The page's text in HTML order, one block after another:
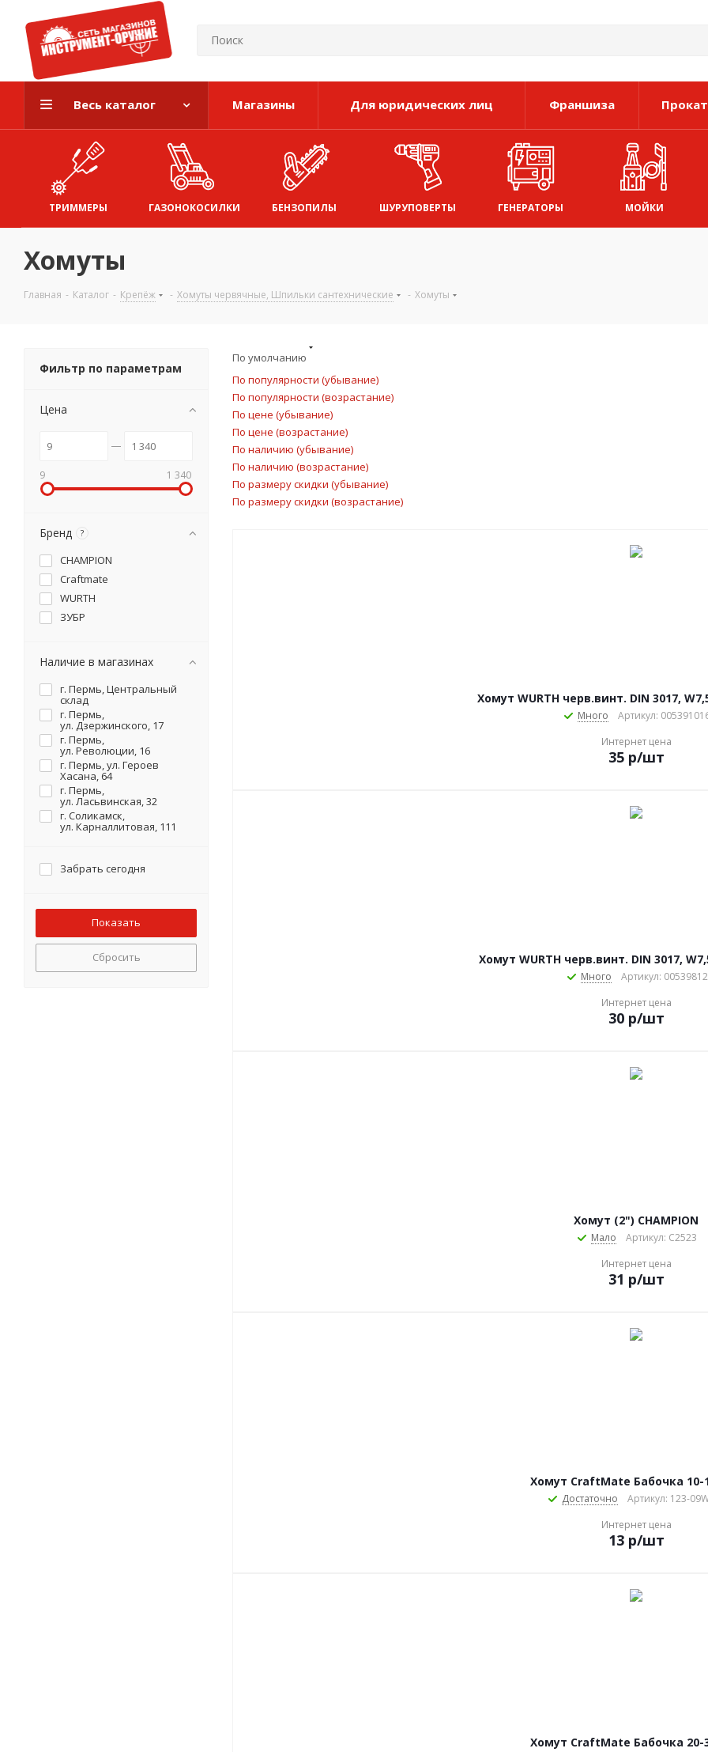
Весь каталог Магазины Для юридических лиц Франшиза Прокат
ТРИММЕРЫ ГАЗОНОКОСИЛКИ БЕНЗОПИЛЫ ШУРУПОВЕРТЫ ГЕНЕРАТОРЫ МОЙКИ
Хомуты
Главная - Каталог - Крепёж - Хомуты червячные, Шпильки сантехнические - Хомуты
По умолчанию
По популярности (убывание)
По популярности (возрастание)
По цене (убывание)
По цене (возрастание)
По наличию (убывание)
По наличию (возрастание)
По размеру скидки (убывание)
По размеру скидки (возрастание)
Хомут WURTH черв.винт. DIN 3017,
Много
Артикул:
Интернет цена
35р/шт
Хомут WURTH черв.винт. DIN 3017,
Много
Артикул: 00539812
Интернет цена
30р/шт
Хомут (2") CHAMPION
Мало
Артикул: C2523
Интернет цена
31 р/шт
Хомут CraftMate Бабочка 10-
Достаточно
Артикул: 123-
Интернет цена
13р/шт
Хомут CraftMate Бабочка 20-
Фильтр по параметрам
Цена
9 1 340
Бренд ?
CHAMPION
Craftmate
WURTH
ЗУБР
Наличие в магазинах
г. Пермь, Центральный
склад
г. Пермь,
ул. Дзержинского, 17
г. Пермь,
ул. Революции, 16
г. Пермь, ул. Героев
Хасана, 64
г. Пермь,
ул. Ласьвинская, 32
г. Соликамск,
ул. Карналлитовая, 111
Забрать сегодня
Сбросить